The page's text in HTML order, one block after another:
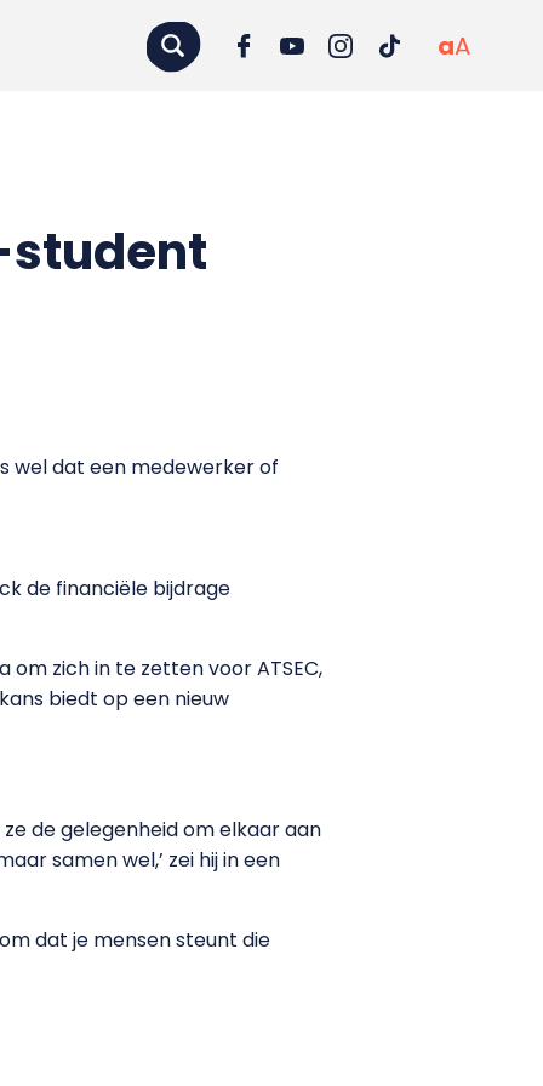
aA
student
wel dat een medewerker of
de financiële bijdrage
zich in te zetten voor ATSEC,
biedt op een nieuw
de gelegenheid om elkaar aan
samen wel,’ zei hij in een
dat je mensen steunt die